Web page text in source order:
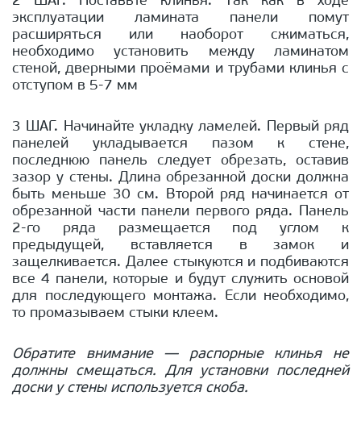
эксплуатации ламината панели помут
расширяться или наоборот сжиматься,
необходимо установить между ламинатом
стеной, дверными проёмами и трубами клинья с
отступом в 5-7 мм
3 ШАГ. Начинайте укладку ламелей. Первый ряд
панелей укладывается пазом к стене,
последнюю панель следует обрезать, оставив
зазор у стены. Длина обрезанной доски должна
быть меньше 30 см. Второй ряд начинается от
обрезанной части панели первого ряда. Панель
2-го ряда размещается под углом к
предыдущей, вставляется в замок и
защелкивается. Далее стыкуются и подбиваются
все 4 панели, которые и будут служить основой
для последующего монтажа. Если необходимо,
то промазываем стыки клеем.
Обратите внимание — распорные клинья не
должны смещаться. Для установки последней
доски у стены используется скоба.